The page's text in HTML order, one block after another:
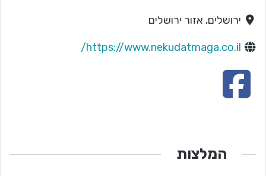
ירושלים, אזור ירושלים
https://www.nekudatmaga.co.il/
המלצות